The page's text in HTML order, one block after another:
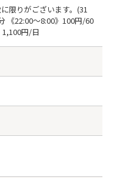
限りがございます。(31
《22:00～8:00》100円/60
円/日